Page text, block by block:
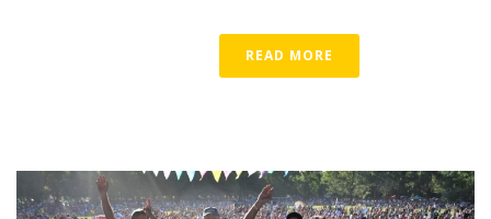
READ MORE